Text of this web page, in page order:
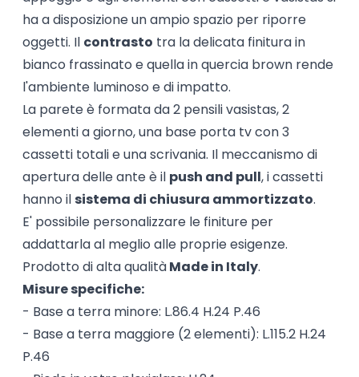
ha a disposizione un ampio spazio per riporre
oggetti. Il contrasto tra la delicata finitura in
bianco frassinato e quella in quercia brown rende
l'ambiente luminoso e di impatto.
La parete è formata da 2 pensili vasistas, 2
elementi a giorno, una base porta tv con 3
cassetti totali e una scrivania. Il meccanismo di
apertura delle ante è il push and pull, i cassetti
hanno il sistema di chiusura ammortizzato.
E' possibile personalizzare le finiture per
addattarla al meglio alle proprie esigenze.
Prodotto di alta qualitàMade in Italy.
Misure specifiche:
- Base a terra minore: L.86.4 H.24 P.46
- Base a terra maggiore (2 elementi): L.115.2 H.24
P.46